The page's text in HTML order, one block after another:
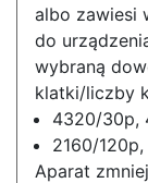
albo zawiesi
do
wybraną
klatki/liczby
4320/30p,
2160/
Aparat